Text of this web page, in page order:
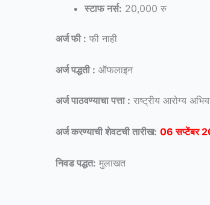
स्टाफ नर्स: 20,000 रु
अर्ज फी : फी नाही
अर्ज पद्धती : ऑफलाइन
अर्ज पाठवण्याचा पत्ता : राष्ट्रीय आरोग्य
अर्ज करण्याची शेवटची तारीख: 06 सप्टेंबर
निवड पद्धत: मुलाखत